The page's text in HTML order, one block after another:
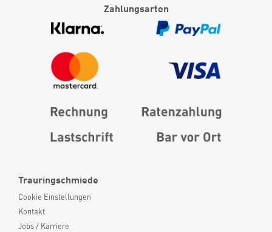
Trauringschmiede
Cookie Einstellungen
Kontakt
Jobs / Karriere
Zahlungsarten